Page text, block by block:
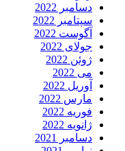
دسامبر 2022
سپتامبر 2022
آگوست 2022
جولای 2022
ژوئن 2022
می 2022
آوریل 2022
مارس 2022
فوریه 2022
ژانویه 2022
دسامبر 2021